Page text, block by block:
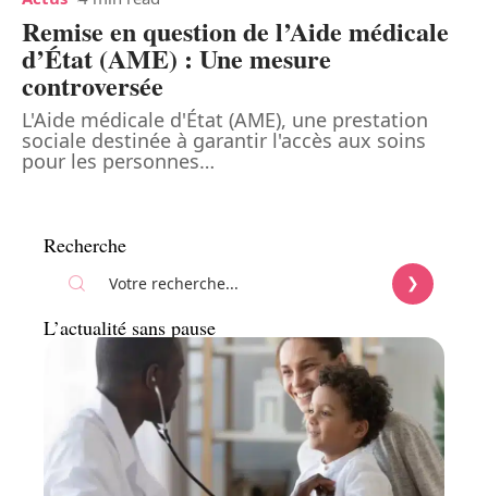
Remise en question de l’Aide médicale
d’État (AME) : Une mesure
controversée
L'Aide médicale d'État (AME), une prestation
sociale destinée à garantir l'accès aux soins
pour les personnes…
Recherche
L’actualité sans pause